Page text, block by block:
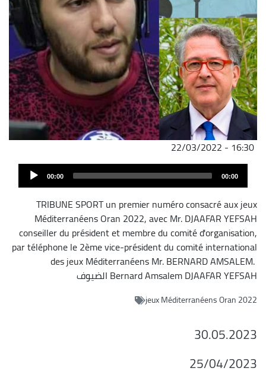
22/03/2022 - 16:30
ملف
الصوت
00:00 00:00
TRIBUNE SPORT un premier numéro consacré aux jeux
Méditerranéens Oran 2022, avec Mr. DJAAFAR YEFSAH
conseiller du président et membre du comité d'organisation,
par téléphone le 2ème vice-président du comité international
des jeux Méditerranéens Mr. BERNARD AMSALEM.
الضيوف Bernard AmsalemDJAAFAR YEFSAH
jeux Méditerranéens Oran 2022
30.05.2023
25/04/2023